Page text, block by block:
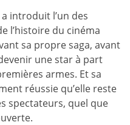
introduit l’un des
l’histoire du cinéma
sa propre saga, avant
une star à part
armes. Et sa
réussie qu’elle reste
spectateurs, quel que